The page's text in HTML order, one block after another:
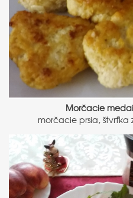
Morčacie
morčacie prsia, štvrťka